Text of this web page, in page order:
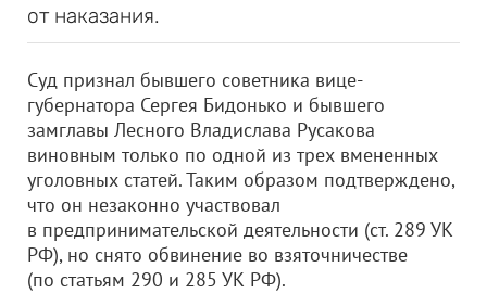
от наказания.
Суд признал бывшего советника вице-
губернатора Сергея Бидонько и бывшего
замглавы Лесного Владислава Русакова
виновным только по одной из трех вмененных
уголовных статей. Таким образом подтверждено,
что он незаконно участвовал
в предпринимательской деятельности (ст. 289 УК
РФ), но снято обвинение во взяточничестве
(по статьям 290 и 285 УК РФ).